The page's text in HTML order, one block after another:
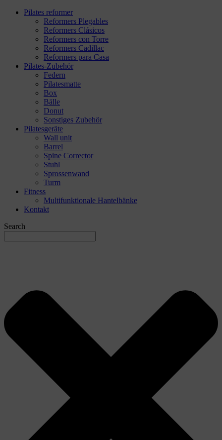
Pilates reformer
Reformers Plegables
Reformers Clásicos
Reformers con Torre
Reformers Cadillac
Reformers para Casa
Pilates-Zubehör
Federn
Pilatesmatte
Box
Bälle
Donut
Sonstiges Zubehör
Pilatesgeräte
Wall unit
Barrel
Spine Corrector
Stuhl
Sprossenwand
Turm
Fitness
Multifunktionale Hantelbänke
Kontakt
Search